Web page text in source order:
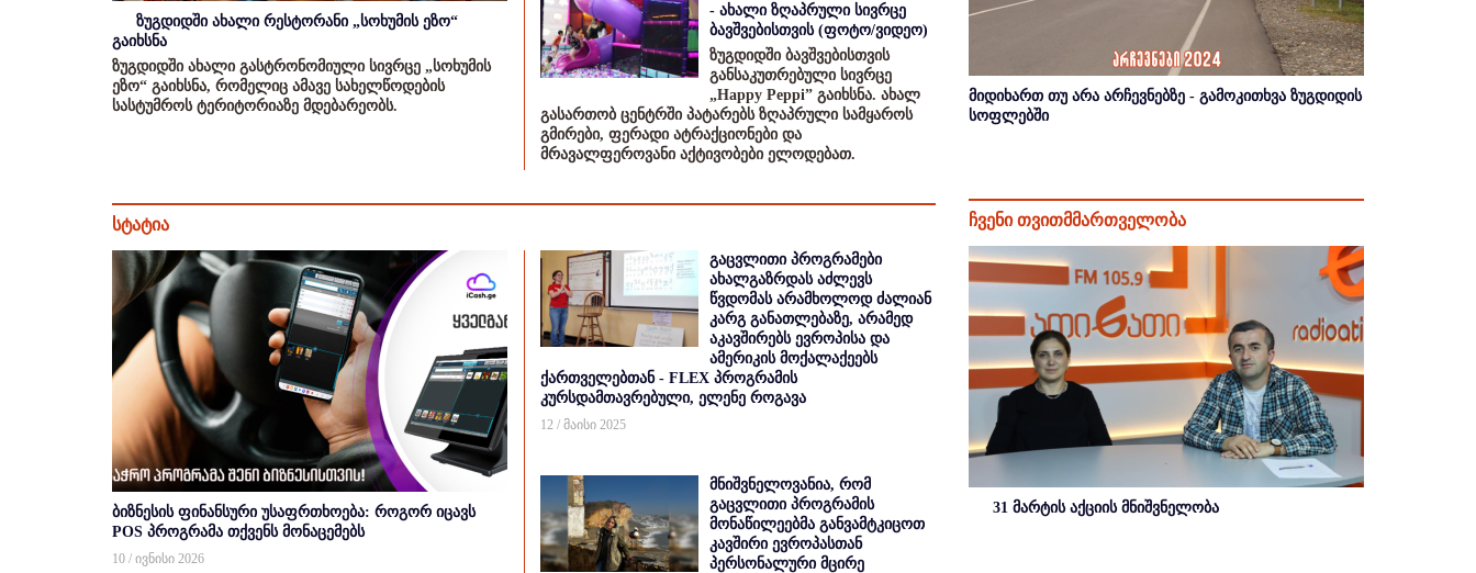
ზუგდიდში ახალი რესტორანი „სოხუმის ეზო“
გაიხსნა
ზუგდიდში ახალი გასტრონომიული სივრცე „სოხუმის
ეზო“ გაიხსნა, რომელიც ამავე სახელწოდების
სასტუმროს ტერიტორიაზე მდებარეობს.
- ახალი ზღაპრული სივრცე
ბავშვებისთვის (ფოტო/ვიდეო)
ზუგდიდში ბავშვებისთვის
განსაკუთრებული სივრცე
„Happy Peppi” გაიხსნა. ახალ
გასართობ ცენტრში პატარებს ზღაპრული სამყაროს
გმირები, ფერადი ატრაქციონები და
მრავალფეროვანი აქტივობები ელოდებათ.
სტატია
ბიზნესის ფინანსური უსაფრთხოება: როგორ იცავს
POS პროგრამა თქვენს მონაცემებს
10 / ივნისი 2026
გაცვლითი პროგრამები
ახალგაზრდას აძლევს
წვდომას არამხოლოდ ძალიან
კარგ განათლებაზე, არამედ
აკავშირებს ევროპისა და
ამერიკის მოქალაქეებს
ქართველებთან - FLEX პროგრამის
კურსდამთავრებული, ელენე როგავა
12 / მაისი 2025
მნიშვნელოვანია, რომ
გაცვლითი პროგრამის
მონაწილეებმა განვამტკიცოთ
კავშირი ევროპასთან
პერსონალური მცირე
მიდიხართ თუ არა არჩევნებზე - გამოკითხვა ზუგდიდის
სოფლებში
ჩვენი თვითმმართველობა
31 მარტის აქციის მნიშვნელობა